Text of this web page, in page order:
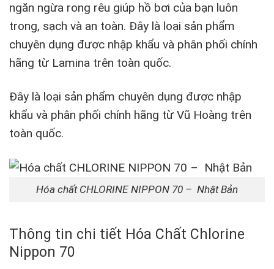
ngăn ngừa rong rêu giúp hồ bơi của bạn luôn
trong, sạch và an toàn. Đây là loại sản phẩm
chuyên dụng được nhập khẩu và phân phối chính
hãng từ Lamina trên toàn quốc.
Đây là loại sản phẩm chuyên dụng được nhập
khẩu và phân phối chính hãng từ Vũ Hoàng trên
toàn quốc.
Hóa chất CHLORINE NIPPON 70 – Nhật Bản
Thông tin chi tiết Hóa Chất Chlorine
Nippon 70